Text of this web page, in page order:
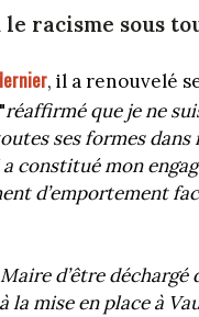
racisme sous
, il a renouvelé
réaffirmé que je ne
ses formes
a constitué mon
d’emportement
d’être
mise en place à